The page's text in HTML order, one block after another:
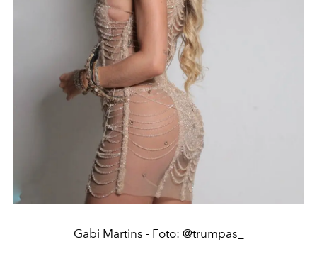
Gabi Martins - Foto: @trumpas_